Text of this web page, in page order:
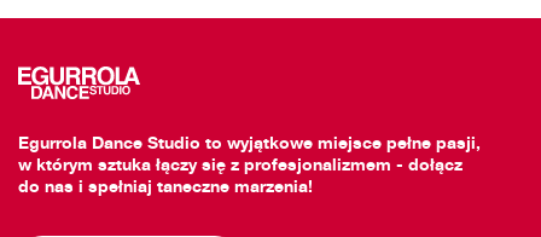
Egurrola Dance Studio to wyjątkowe miejsce pełne pasji,
w którym sztuka łączy się z profesjonalizmem - dołącz
do nas i spełniaj taneczne marzenia!